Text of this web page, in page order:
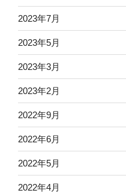
2023年7月
2023年5月
2023年3月
2023年2月
2022年9月
2022年6月
2022年5月
2022年4月